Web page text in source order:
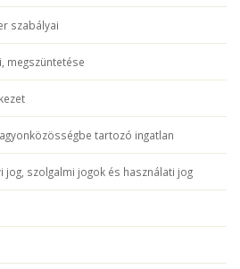
szabályai
megszüntetése
tartozó ingatlan
jog, szolgalmi jogok és használati jog